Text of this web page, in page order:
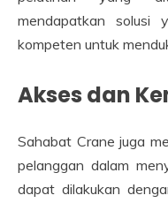
mendapatkan solusi
kompeten untuk
Akses dan
Sahabat Crane juga
pelanggan dalam
dapat dilakukan